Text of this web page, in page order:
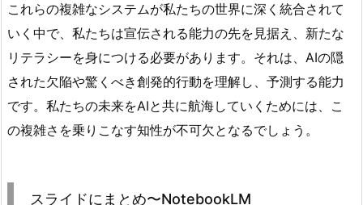
これらの複雑なシステムが私たちの世界に深く統合されて
いく中で、私たちは宣伝される能力の先を見据え、新たな
リテラシーを身につける必要があります。それは、AIの隠
された欠陥や驚くべき創発的行動を理解し、予測する能力
です。私たちの未来をAIと共に航海していくためには、こ
の複雑さを乗りこなす知性が不可欠となるでしょう。
スライドにまとめ〜NotebookLM